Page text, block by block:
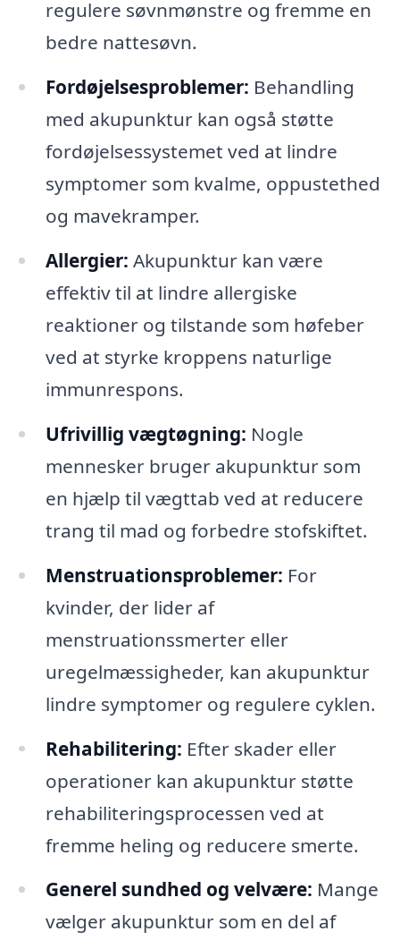
regulere søvnmønstre og fremme en
bedre nattesøvn.
Fordøjelsesproblemer: Behandling
med akupunktur kan også støtte
fordøjelsessystemet ved at lindre
symptomer som kvalme, oppustethed
og mavekramper.
Allergier: Akupunktur kan være
effektiv til at lindre allergiske
reaktioner og tilstande som høfeber
ved at styrke kroppens naturlige
immunrespons.
Ufrivillig vægtøgning: Nogle
mennesker bruger akupunktur som
en hjælp til vægttab ved at reducere
trang til mad og forbedre stofskiftet.
Menstruationsproblemer: For
kvinder, der lider af
menstruationssmerter eller
uregelmæssigheder, kan akupunktur
lindre symptomer og regulere cyklen.
Rehabilitering: Efter skader eller
operationer kan akupunktur støtte
rehabiliteringsprocessen ved at
fremme heling og reducere smerte.
Generel sundhed og velvære: Mange
vælger akupunktur som en del af